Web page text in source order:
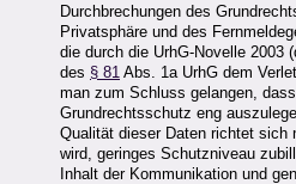
Durchbrechungen des
Privatsphäre und des
die durch die UrhG-Novelle 2003
des § 81 Abs. 1a UrhG dem
man zum Schluss gelangen,
Grundrechtsschutz eng
Qualität dieser Daten richtet sich
wird, geringes Schutzniveau
Inhalt der Kommunikation und